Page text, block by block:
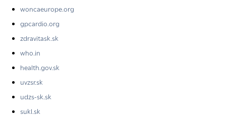
woncaeurope.org
gpcardio.org
zdravitask.sk
who.in
health.gov.sk
uvzsr.sk
udzs-sk.sk
sukl.sk